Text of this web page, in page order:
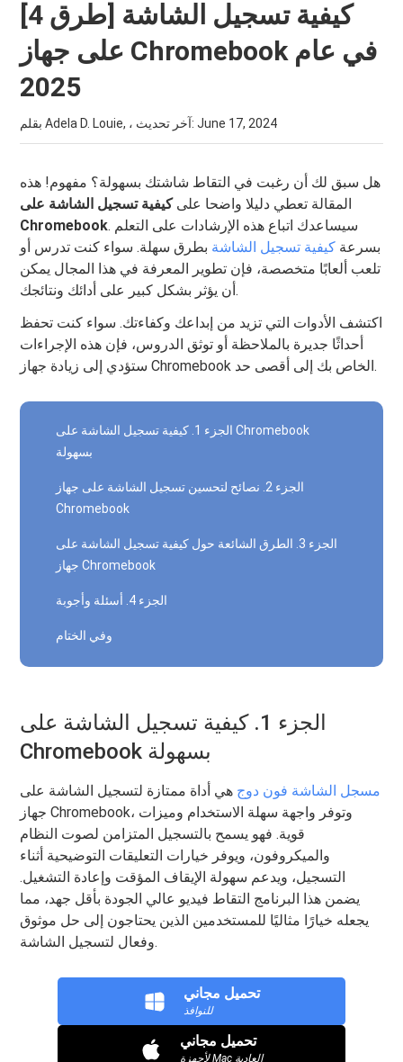
[4 طرق] كيفية تسجيل الشاشة
على جهاز Chromebook في عام
2025
بقلم Adela D. Louie, ، آخر تحديث:June 17, 2024
هل سبق لك أن رغبت في التقاط شاشتك بسهولة؟ مفهوم! هذه
المقالة تعطي دليلا واضحا علىكيفية تسجيل الشاشة على
Chromebook. سيساعدك اتباع هذه الإرشادات على التعلم
بسرعة كيفية تسجيل الشاشة بطرق سهلة. سواء كنت تدرس أو
تلعب ألعابًا متخصصة، فإن تطوير المعرفة في هذا المجال يمكن
أن يؤثر بشكل كبير على أدائك ونتائجك.
اكتشف الأدوات التي تزيد من إبداعك وكفاءتك. سواء كنت تحفظ
أحداثًا جديرة بالملاحظة أو توثق الدروس، فإن هذه الإجراءات
ستؤدي إلى زيادة جهاز Chromebook الخاص بك إلى أقصى حد.
الجزء 1. كيفية تسجيل الشاشة على Chromebook
بسهولة
الجزء 2. نصائح لتحسين تسجيل الشاشة على جهاز
Chromebook
الجزء 3. الطرق الشائعة حول كيفية تسجيل الشاشة على
جهاز Chromebook
الجزء 4. أسئلة وأجوبة
وفي الختام
الجزء 1. كيفية تسجيل الشاشة على
Chromebook بسهولة
مسجل الشاشة فون دوج هي أداة ممتازة لتسجيل الشاشة على
جهاز Chromebook، وتوفر واجهة سهلة الاستخدام وميزات
قوية. فهو يسمح بالتسجيل المتزامن لصوت النظام
والميكروفون، ويوفر خيارات التعليقات التوضيحية أثناء
التسجيل، ويدعم سهولة الإيقاف المؤقت وإعادة التشغيل.
يضمن هذا البرنامج التقاط فيديو عالي الجودة بأقل جهد، مما
يجعله خيارًا مثاليًا للمستخدمين الذين يحتاجون إلى حل موثوق
وفعال لتسجيل الشاشة.
تحميل مجاني
للنوافذ
تحميل مجاني
لأجهزة Mac العادية